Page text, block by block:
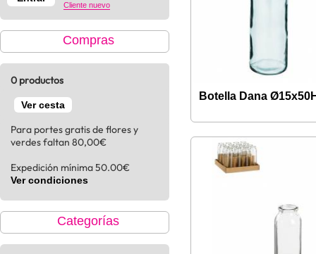
Cliente nuevo
Compras
0 productos
Ver cesta
Para portes gratis de flores y
verdes faltan 80,00€
Expedición mínima 50.00€
Ver condiciones
Categorías
Botella Dana